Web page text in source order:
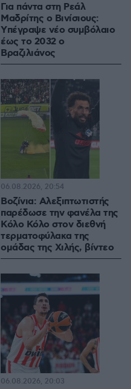
Για πάντα στη Ρεάλ
Μαδρίτης ο Βινίσιους:
Yπέγραψε νέο συμβόλαιο
έως το 2032 ο
Βραζιλιάνος
Βοζίνια: Αλεξιπτωτιστής
παρέδωσε την φανέλα της
Κόλο Κόλο στον διεθνή
τερματοφύλακα της
ομάδας της Χιλής, βίντεο
06.08.2026, 20:54
06.08.2026, 20:03